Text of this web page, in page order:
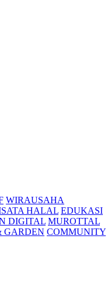
WIRAUSAHA
HALAL EDUKASI
DIGITAL MUROTTAL
GARDEN COMMUNITY